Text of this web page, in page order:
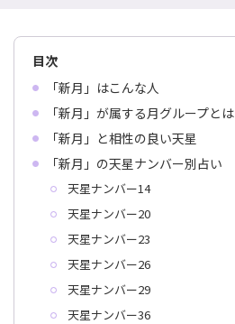
目次
「新月」はこんな人
「新月」が属する月グループとは
「新月」と相性の良い天星
「新月」の天星ナンバー別占い
天星ナンバー14
天星ナンバー20
天星ナンバー23
天星ナンバー26
天星ナンバー29
天星ナンバー36